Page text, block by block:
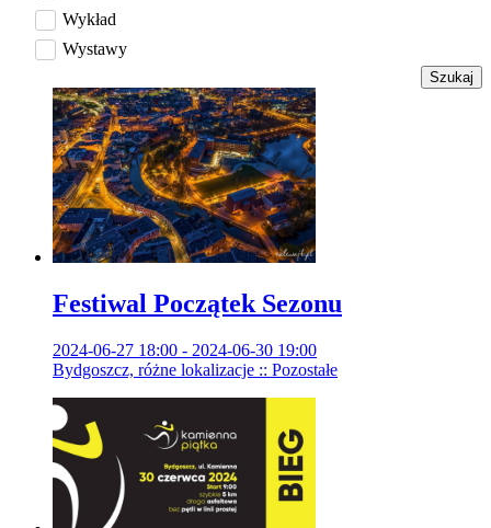
Wykład
Wystawy
Szukaj
Festiwal Początek Sezonu
2024-06-27 18:00 - 2024-06-30 19:00
Bydgoszcz, różne lokalizacje :: Pozostałe